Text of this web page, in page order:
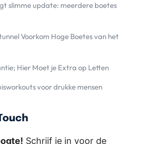
slimme update: meerdere boetes
Voorkom Hoge Boetes van het
Hier Moet je Extra op Letten
voor drukke mensen
Schrijf je in voor de